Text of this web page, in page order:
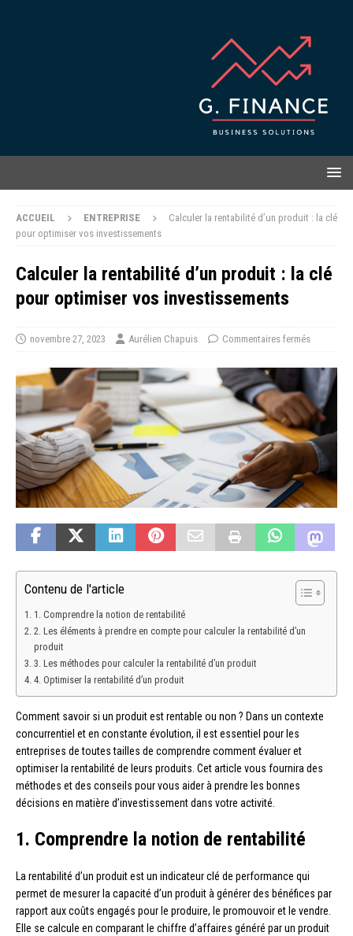
ACCUEIL ENTREPRISE
Calculer la rentabilité d’un produit : la clé
pour optimiser vos investissements
Calculer la rentabilité d’un produit : la clé
pour optimiser vos investissements
novembre 27, 2023 Aurélien Chapuis Commentaires fermés
Contenu de l'article
1. Comprendre la notion de rentabilité
2. Les éléments à prendre en compte pour calculer la rentabilité d’un
produit
3. Les méthodes pour calculer la rentabilité d’un produit
4. Optimiser la rentabilité d’un produit
Comment savoir si un produit est rentable ou non ? Dans un contexte
concurrentiel et en constante évolution, il est essentiel pour les
entreprises de toutes tailles de comprendre comment évaluer et
optimiser la rentabilité de leurs produits. Cet article vous fournira des
méthodes et des conseils pour vous aider à prendre les bonnes
décisions en matière d’investissement dans votre activité.
1. Comprendre la notion de rentabilité
La rentabilité d’un produit est un indicateur clé de performance qui
permet de mesurer la capacité d’un produit à générer des bénéfices par
rapport aux coûts engagés pour le produire, le promouvoir et le vendre.
Elle se calcule en comparant le chiffre d’affaires généré par un produit